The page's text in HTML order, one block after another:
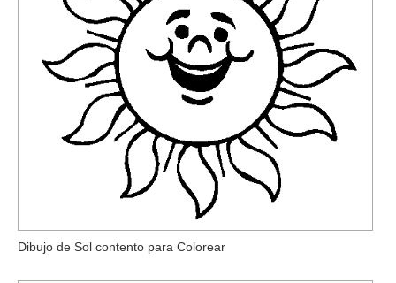
Dibujo de Sol contento para Colorear